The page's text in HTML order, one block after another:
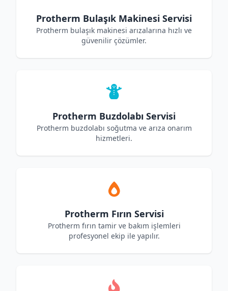
Protherm Bulaşık Makinesi Servisi
Protherm bulaşık makinesi arızalarına hızlı ve
güvenilir çözümler.
Protherm Buzdolabı Servisi
Protherm buzdolabı soğutma ve arıza onarım
hizmetleri.
Protherm Fırın Servisi
Protherm fırın tamir ve bakım işlemleri
profesyonel ekip ile yapılır.